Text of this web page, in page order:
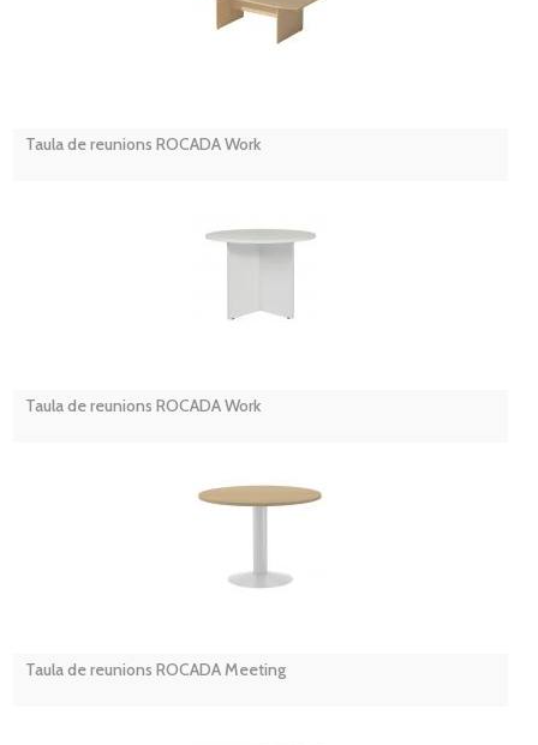
Taula de reunions ROCADA Work
Taula de reunions ROCADA Work
Taula de reunions ROCADA Meeting